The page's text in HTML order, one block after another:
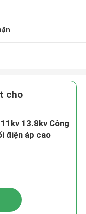
cho
13.8kv Công
điện áp cao